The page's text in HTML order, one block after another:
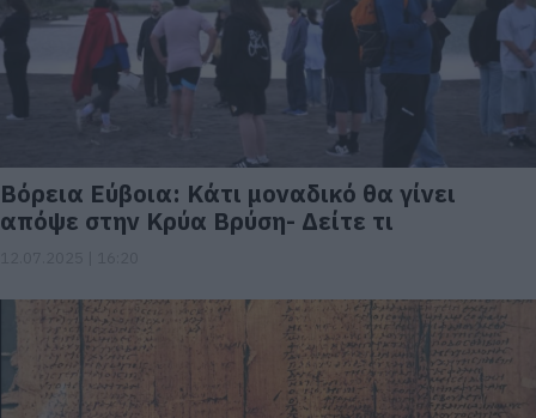
Βόρεια Εύβοια: Κάτι μοναδικό θα γίνει
απόψε στην Κρύα Βρύση- Δείτε τι